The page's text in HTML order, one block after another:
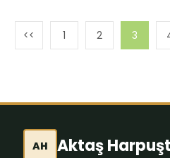
1 2 3
AH Aktaş